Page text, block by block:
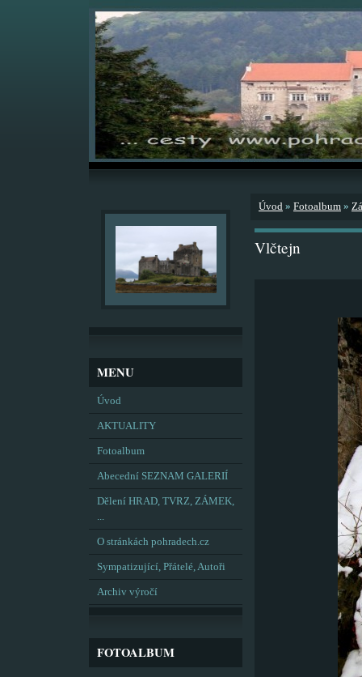
MENU
Úvod
AKTUALITY
Fotoalbum
Abecední SEZNAM GALERIÍ
Dělení HRAD, TVRZ, ZÁMEK,
...
O stránkách pohradech.cz
Sympatizující, Přátelé, Autoři
Archiv výročí
FOTOALBUM
Úvod » Fotoalbum »
Vlčtejn